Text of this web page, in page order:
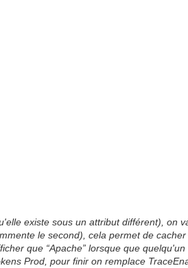
existe sous un attribut différent), on
le second), cela permet de
que “Apache” lorsque que
Prod, pour finir on remplace